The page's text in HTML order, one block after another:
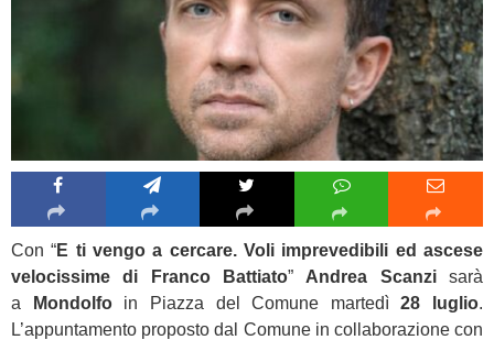
Con “E ti vengo a cercare. Voli imprevedibili ed ascese
velocissime di Franco Battiato” Andrea Scanzisarà
a
Mondolfoin Piazza del Comune martedì28 luglio.
L’appuntamento proposto dal Comune in collaborazione con